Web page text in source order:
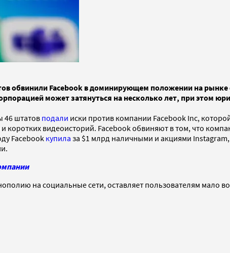
обвинили Facebook в доминирующем положении на
может затянуться на несколько лет, при этом
46 штатов подали иски против компании Facebook Inc,
видеоисторий. Facebook обвиняют в том, что
Facebook купила за $1 млрд наличными и акциями
на социальные сети, оставляет пользователям мало